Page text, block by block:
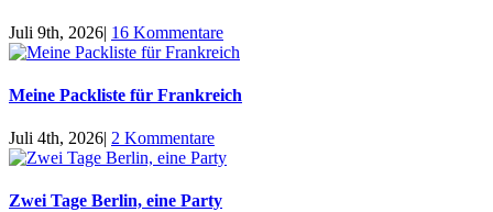
Juli 9th, 2026| 16 Kommentare
Meine Packliste für Frankreich
Juli 4th, 2026| 2 Kommentare
Zwei Tage Berlin, eine Party